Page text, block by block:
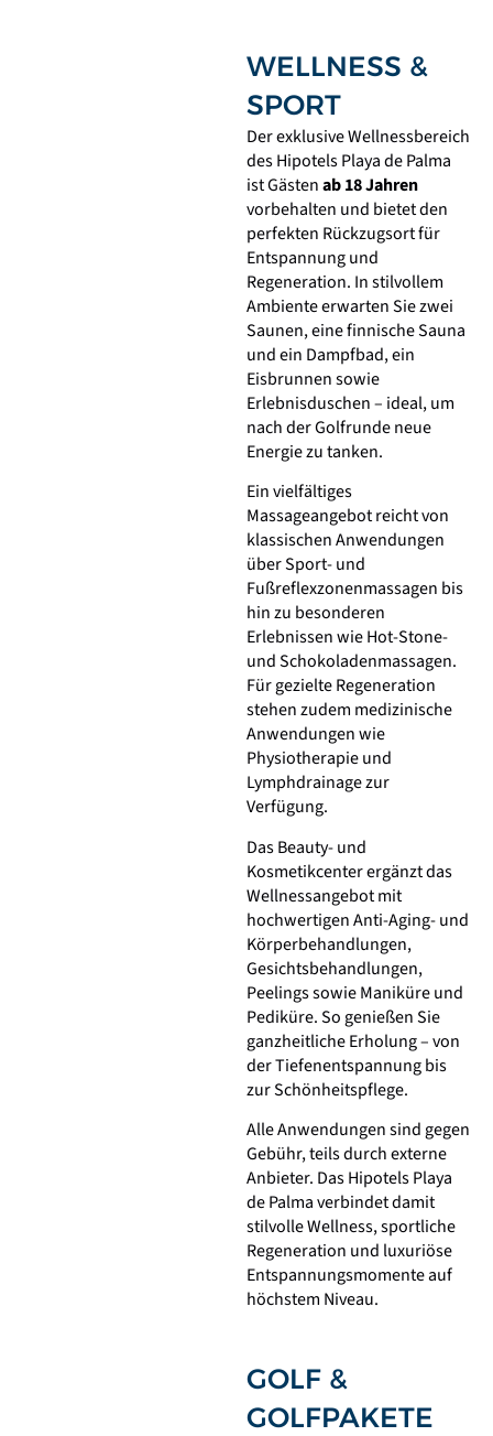
WELLNESS &
SPORT
Der exklusive Wellnessbereich
des Hipotels Playa de Palma
ist Gästenab 18 Jahren
vorbehalten und bietet den
perfekten Rückzugsort für
Entspannung und
Regeneration. In stilvollem
Ambiente erwarten Sie zwei
Saunen, eine finnische Sauna
und ein Dampfbad, ein
Eisbrunnen sowie
Erlebnisduschen – ideal, um
nach der Golfrunde neue
Energie zu tanken.
Ein vielfältiges
Massageangebot reicht von
klassischen Anwendungen
über Sport- und
Fußreflexzonenmassagen bis
hin zu besonderen
Erlebnissen wie Hot-Stone-
und Schokoladenmassagen.
Für gezielte Regeneration
stehen zudem medizinische
Anwendungen wie
Physiotherapie und
Lymphdrainage zur
Verfügung.
Das Beauty- und
Kosmetikcenter ergänzt das
Wellnessangebot mit
hochwertigen Anti-Aging- und
Körperbehandlungen,
Gesichtsbehandlungen,
Peelings sowie Maniküre und
Pediküre. So genießen Sie
ganzheitliche Erholung – von
der Tiefenentspannung bis
zur Schönheitspflege.
Alle Anwendungen sind gegen
Gebühr, teils durch externe
Anbieter. Das Hipotels Playa
de Palma verbindet damit
stilvolle Wellness, sportliche
Regeneration und luxuriöse
Entspannungsmomente auf
höchstem Niveau.
GOLF &
GOLFPAKETE